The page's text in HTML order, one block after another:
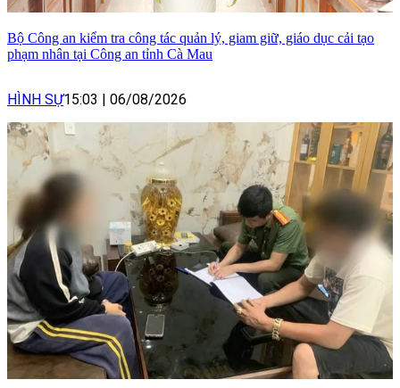
Bộ Công an kiểm tra công tác quản lý, giam giữ, giáo dục cải tạo
phạm nhân tại Công an tỉnh Cà Mau
HÌNH SỰ15:03 06/08/2026